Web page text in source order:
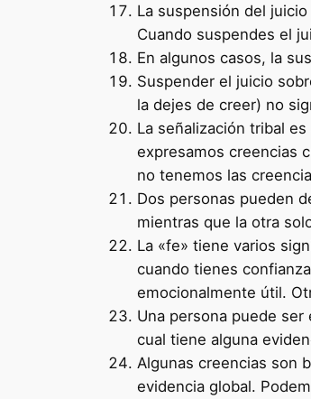
La suspensión del
Cuando suspendes el
En algunos casos, la
Suspender el juicio
la dejes de creer) no
La señalización tribal
expresamos creencias
no tenemos las
Dos personas pueden
mientras que la otra
La «fe» tiene varios
cuando tienes
emocionalmente útil.
Una persona puede
cual tiene alguna
Algunas creencias son
evidencia global.